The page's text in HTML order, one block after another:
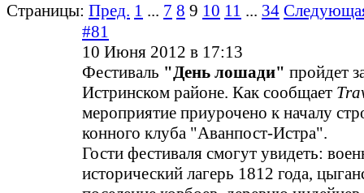
Страницы: Пред. 1 ... 7 8 9 10 11 ... 34
#81
10 Июня 2012 в 17:13
Фестиваль "День лошади" пройдет
Истринском районе. Как сообщает
мероприятие приурочено к началу
конного клуба "Аванпост-Истра".
Гости фестиваля смогут увидеть:
исторический лагерь 1812 года,